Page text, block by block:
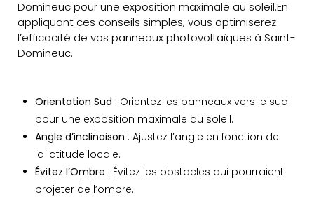
Domineuc pour une exposition maximale au soleil.En
appliquant ces conseils simples, vous optimiserez
l’efficacité de vos panneaux photovoltaïques à Saint-
Domineuc.
Orientation Sud : Orientez les panneaux vers le sud
pour une exposition maximale au soleil.
Angle d’inclinaison : Ajustez l’angle en fonction de
la latitude locale.
Évitez l’Ombre : Évitez les obstacles qui pourraient
projeter de l’ombre.